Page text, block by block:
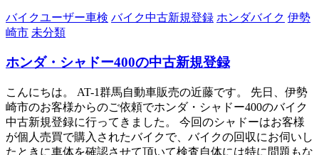
バイクユーザー車検 バイク中古新規登録 ホンダバイク 伊勢
崎市 未分類
ホンダ・シャドー400の中古新規登録
こんにちは。 AT-1群馬自動車販売の近藤です。 先日、伊勢
崎市のお客様からのご依頼でホンダ・シャドー400のバイク
中古新規登録に行ってきました。 今回のシャドーはお客様
が個人売買で購入されたバイクで、バイクの回収にお伺いし
たときに車体を確認させて頂いて検査自体には特に問題もな